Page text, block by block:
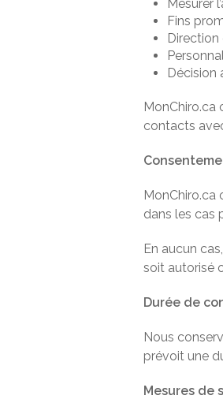
Mesurer
Fins
Direction
Décision
MonChiro.ca
contacts
MonChiro.ca
dans les cas
En aucun
soit autorisé
Durée de
Nous
prévoit une
Mesures de